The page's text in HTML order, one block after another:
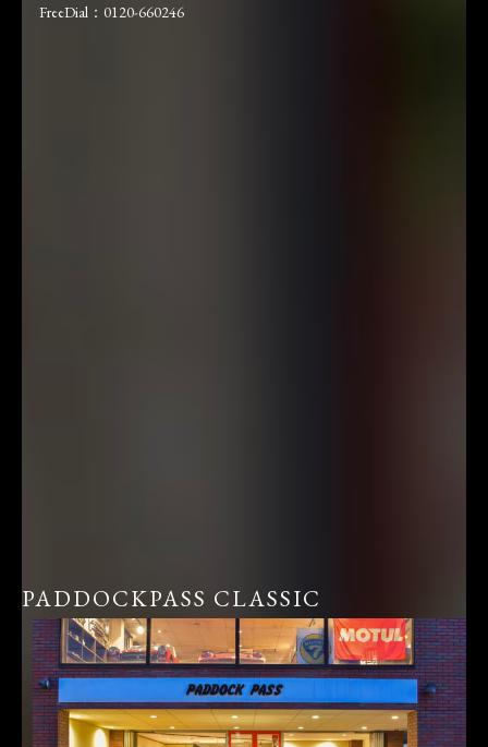
FreeDial：0120-660246
PADDOCKPASS CLASSIC